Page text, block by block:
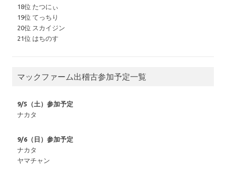
18位 たつにぃ
19位 てっちり
20位 スカイジン
21位 はちのす
マックファーム出稽古参加予定一覧
9/5（土）参加予定
ナカタ
9/6（日）参加予定
ナカタ
ヤマチャン